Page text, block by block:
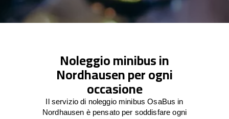
Noleggio minibus in
Nordhausen per ogni
occasione
Il servizio di noleggio minibus OsaBus in
Nordhausen è pensato per soddisfare ogni